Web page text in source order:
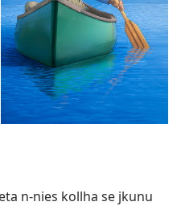
n-nies kollha se jkunu